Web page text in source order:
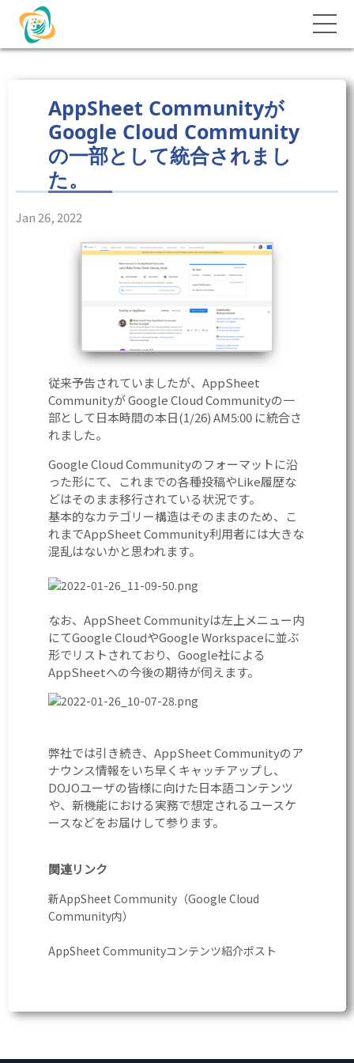
AppSheet Communityが
Google Cloud Community
の一部として統合されまし
た。
Jan 26, 2022
従来予告されていましたが、AppSheet
Communityが Google Cloud Communityの一
部として日本時間の本日(1/26) AM5:00 に統合さ
れました。
Google Cloud Communityのフォーマットに沿
った形にて、これまでの各種投稿やLike履歴な
どはそのまま移行されている状況です。
基本的なカテゴリー構造はそのままのため、こ
れまでAppSheet Community利用者には大きな
混乱はないかと思われます。
なお、AppSheet Communityは左上メニュー内
にてGoogle CloudやGoogle Workspaceに並ぶ
形でリストされており、Google社による
AppSheetへの今後の期待が伺えます。
弊社では引き続き、AppSheet Communityのア
ナウンス情報をいち早くキャッチアップし、
DOJOユーザの皆様に向けた日本語コンテンツ
や、新機能における実務で想定されるユースケ
ースなどをお届けして参ります。
関連リンク
新AppSheet Community（Google Cloud
Community内）
AppSheet Communityコンテンツ紹介ポスト